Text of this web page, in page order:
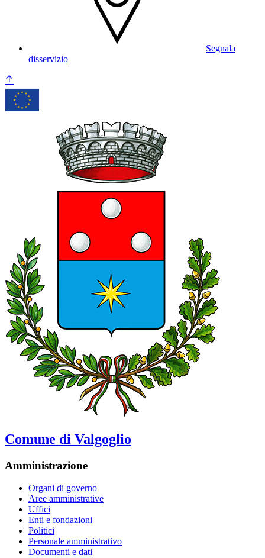
Segnala
disservizio
Comune di Valgoglio
Amministrazione
Organi di governo
Aree amministrative
Uffici
Enti e fondazioni
Politici
Personale amministrativo
Documenti e dati